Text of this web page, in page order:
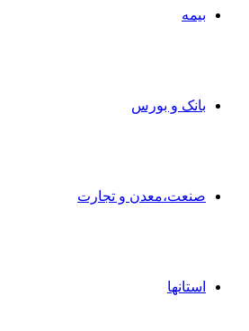
بیمه
بانک و بورس
صنعت،معدن و تجارت
استانها